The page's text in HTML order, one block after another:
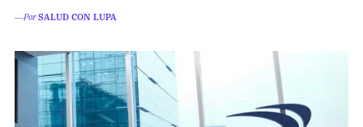
―PorSALUD CON LUPA